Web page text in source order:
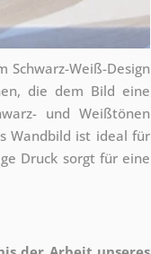
Weiß-Design
die dem Bild eine
und Weißtönen
Wandbild ist ideal für
Druck sorgt für eine